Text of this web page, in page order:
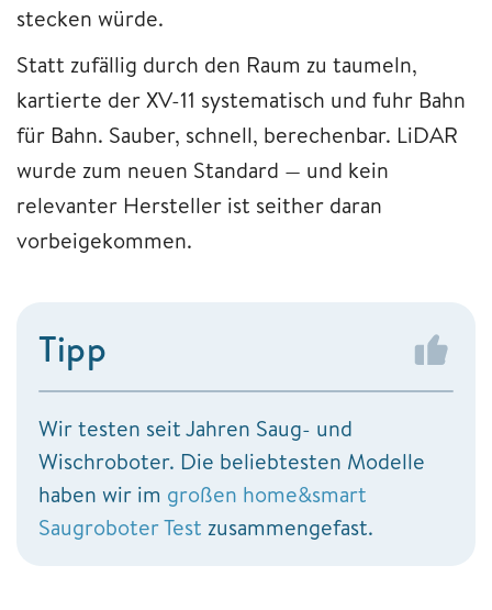
stecken würde.
Statt zufällig durch den Raum zu taumeln,
kartierte der XV-11 systematisch und fuhr Bahn
für Bahn. Sauber, schnell, berechenbar. LiDAR
wurde zum neuen Standard — und kein
relevanter Hersteller ist seither daran
vorbeigekommen.
Tipp
Wir testen seit Jahren Saug- und
Wischroboter. Die beliebtesten Modelle
haben wir im großen home&smart
Saugroboter Test zusammengefast.